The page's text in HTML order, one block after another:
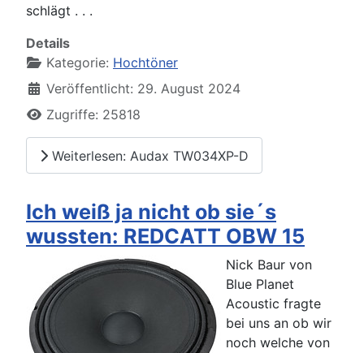
schlägt . . .
Details
Kategorie: Hochtöner
Veröffentlicht: 29. August 2024
Zugriffe: 25818
Weiterlesen: Audax TW034XP-D
Ich weiß ja nicht ob sie´s
wussten: REDCATT OBW 15
Nick Baur von
Blue Planet
Acoustic fragte
bei uns an ob wir
noch welche von